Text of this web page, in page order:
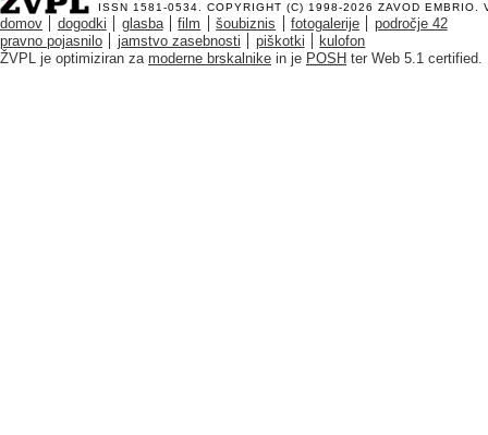
ISSN 1581-0534. COPYRIGHT (C) 1998-2026 ZAVOD EMBRIO .
domov dogodki glasba film šoubiznis fotogalerije
področje 42
pravno pojasnilo
jamstvo zasebnosti piškotki
kulofon
ŽVPL je optimiziran za moderne brskalnike in je POSH ter Web 5.1 certified.